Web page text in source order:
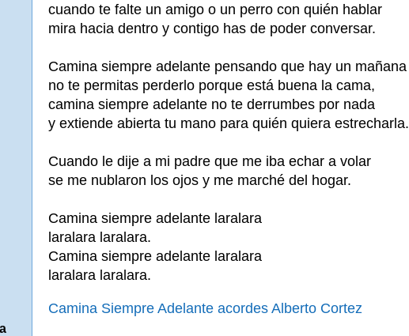
cuando te falte un amigo o un perro con quién hablar
mira hacia dentro y contigo has de poder conversar.
Camina siempre adelante pensando que hay un mañana
no te permitas perderlo porque está buena la cama,
camina siempre adelante no te derrumbes por nada
y extiende abierta tu mano para quién quiera estrecharla.
Cuando le dije a mi padre que me iba echar a volar
se me nublaron los ojos y me marché del hogar.
Camina siempre adelante laralara
laralara laralara.
Camina siempre adelante laralara
laralara laralara.
Camina Siempre Adelante acordes Alberto Cortez